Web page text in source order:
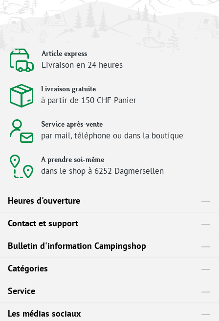
Article express
Livraison en 24 heures
Livraison gratuite
à partir de 150 CHF Panier
Service après-vente
par mail, téléphone ou dans la boutique
A prendre soi-même
dans le shop à 6252 Dagmersellen
Heures d'ouverture
Contact et support
Bulletin d'information Campingshop
Catégories
Service
Les médias sociaux